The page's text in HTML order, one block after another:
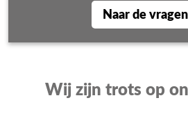
Naar de vragen
Wij zijn trots op